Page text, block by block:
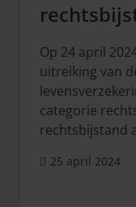
Op 24 april
uitreiking van
categorie
rechtsbijstand
25 april 2024